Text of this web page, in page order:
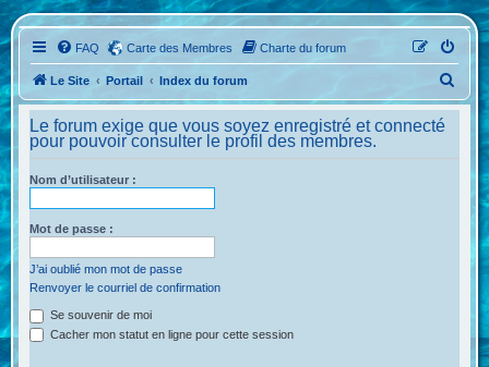
FAQ Carte des Membres Charte du forum
Le Site Portail Index du forum
e
h
Le forum exige que vous soyez enregistré et connecté
pour pouvoir consulter le profil des membres.
Nom d’utilisateur :
Mot de passe :
J’ai oublié mon mot de passe
Renvoyer le courriel de confirmation
Se souvenir de moi
Cacher mon statut en ligne pour cette session